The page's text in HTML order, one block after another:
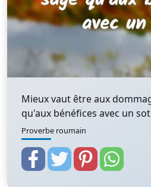
Mieux vaut être aux
qu'aux bénéfices avec un
Proverbe roumain